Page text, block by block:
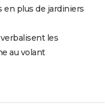
en plus de jardiniers
les
au volant